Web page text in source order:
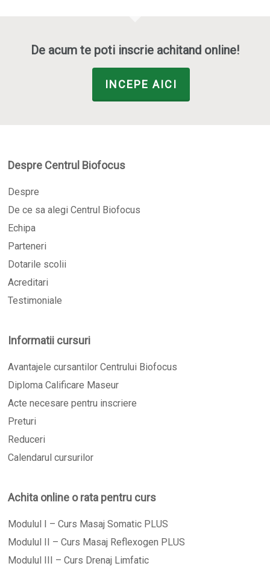
De acum te poti inscrie achitand online!
INCEPE AICI
Despre Centrul Biofocus
Despre
De ce sa alegi Centrul Biofocus
Echipa
Parteneri
Dotarile scolii
Acreditari
Testimoniale
Informatii cursuri
Avantajele cursantilor Centrului Biofocus
Diploma Calificare Maseur
Acte necesare pentru inscriere
Preturi
Reduceri
Calendarul cursurilor
Achita online o rata pentru curs
Modulul I – Curs Masaj Somatic PLUS
Modulul II – Curs Masaj Reflexogen PLUS
Modulul III – Curs Drenaj Limfatic